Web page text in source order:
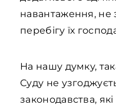
навантаження,
перебігу їх
На нашу думку,
Суду не
законодавства,